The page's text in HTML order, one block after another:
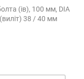
(ів), 100 мм, DIA
38 / 40 мм